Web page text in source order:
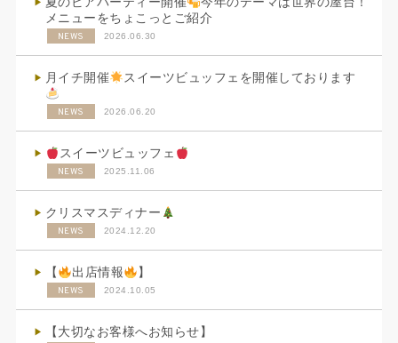
メニューをちょこっとご紹介
NEWS 2026.06.30
月イチ開催 スイーツビュッフェを開催しております
NEWS 2026.06.20
スイーツビュッフェ
NEWS 2025.11.06
クリスマスディナー
NEWS 2024.12.20
【 出店情報 】
NEWS 2024.10.05
【大切なお客様へお知らせ】